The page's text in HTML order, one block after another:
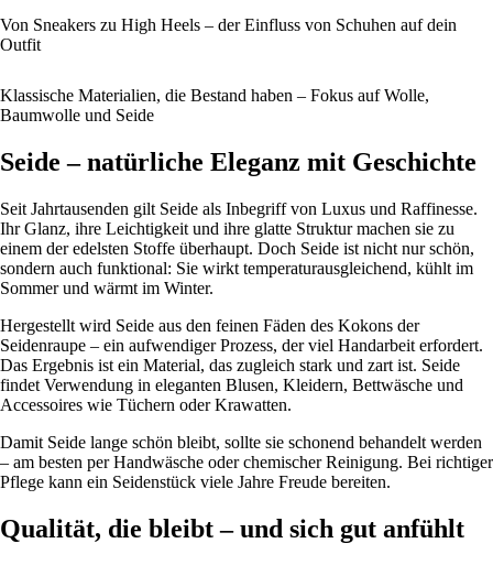
Von Sneakers zu High Heels – der Einfluss von Schuhen auf dein
Outfit
Klassische Materialien, die Bestand haben – Fokus auf Wolle,
Baumwolle und Seide
Seide – natürliche Eleganz mit Geschichte
Seit Jahrtausenden gilt Seide als Inbegriff von Luxus und Raffinesse.
Ihr Glanz, ihre Leichtigkeit und ihre glatte Struktur machen sie zu
einem der edelsten Stoffe überhaupt. Doch Seide ist nicht nur schön,
sondern auch funktional: Sie wirkt temperaturausgleichend, kühlt im
Sommer und wärmt im Winter.
Hergestellt wird Seide aus den feinen Fäden des Kokons der
Seidenraupe – ein aufwendiger Prozess, der viel Handarbeit erfordert.
Das Ergebnis ist ein Material, das zugleich stark und zart ist. Seide
findet Verwendung in eleganten Blusen, Kleidern, Bettwäsche und
Accessoires wie Tüchern oder Krawatten.
Damit Seide lange schön bleibt, sollte sie schonend behandelt werden
– am besten per Handwäsche oder chemischer Reinigung. Bei richtiger
Pflege kann ein Seidenstück viele Jahre Freude bereiten.
Qualität, die bleibt – und sich gut anfühlt